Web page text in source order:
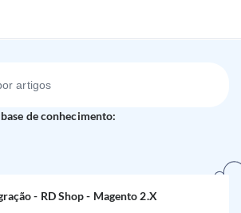
de conhecimento:
- RD Shop - Magento 2.X